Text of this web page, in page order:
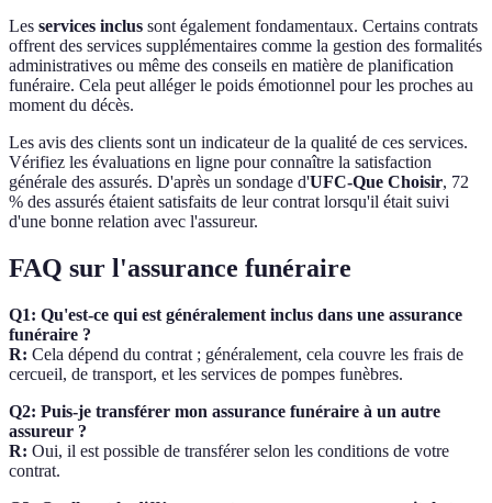
Les services inclus sont également fondamentaux. Certains contrats
offrent des services supplémentaires comme la gestion des formalités
administratives ou même des conseils en matière de planification
funéraire. Cela peut alléger le poids émotionnel pour les proches au
moment du décès.
Les avis des clients sont un indicateur de la qualité de ces services.
Vérifiez les évaluations en ligne pour connaître la satisfaction
générale des assurés. D'après un sondage d'UFC-Que Choisir, 72
% des assurés étaient satisfaits de leur contrat lorsqu'il était suivi
d'une bonne relation avec l'assureur.
FAQ sur l'assurance funéraire
Q1: Qu'est-ce qui est généralement inclus dans une assurance
funéraire ?
R: Cela dépend du contrat ; généralement, cela couvre les frais de
cercueil, de transport, et les services de pompes funèbres.
Q2: Puis-je transférer mon assurance funéraire à un autre
assureur ?
R: Oui, il est possible de transférer selon les conditions de votre
contrat.